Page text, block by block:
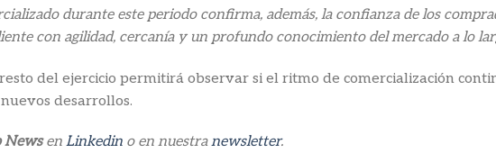
durante este periodo confirma, además, la confianza de los
con agilidad, cercanía y un profundo conocimiento del mercado a lo
del ejercicio permitirá observar si el ritmo de comercialización
desarrollos.
Newsen Linkedin o en nuestranewsletter.